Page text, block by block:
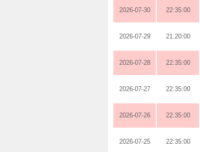
2026-07-30 22:35:00
2026-07-29 21:20:00
2026-07-28 22:35:00
2026-07-27 22:35:00
2026-07-26 22:35:00
2026-07-25 22:35:00